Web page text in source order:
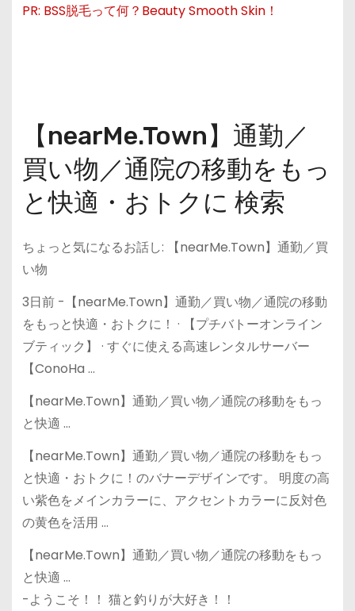
PR: BSS脱毛って何？Beauty Smooth Skin！
【nearMe.Town】通勤／
買い物／通院の移動をもっ
と快適・おトクに 検索
ちょっと気になるお話し: 【nearMe.Town】通勤／買
い物
3日前 -【nearMe.Town】通勤／買い物／通院の移動
をもっと快適・おトクに！ · 【プチバトーオンライン
ブティック】 · すぐに使える高速レンタルサーバー
【ConoHa …
【nearMe.Town】通勤／買い物／通院の移動をもっ
と快適 …
【nearMe.Town】通勤／買い物／通院の移動をもっ
と快適・おトクに！のバナーデザインです。 明度の高
い紫色をメインカラーに、アクセントカラーに反対色
の黄色を活用 …
【nearMe.Town】通勤／買い物／通院の移動をもっ
と快適 …
-ようこそ！！ 猫と釣りが大好き！！